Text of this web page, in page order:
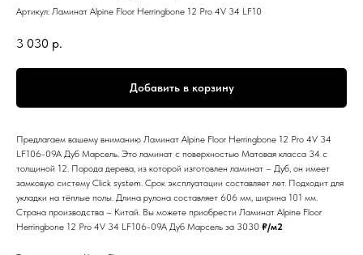
Артикул: Ламинат Alpine Floor Herringbone 12 Pro 4V 34 LF10
3 030 р.
Добавить в корзину
Предлагаем вашему вниманию Ламинат Alpine Floor Herringbone 12 Pro 4V 34
LF106-09A Дуб Марсель. Это ламинат с поверхностью Матовая класса 34 с
толщиной 12. Порода дерева, из которой изготовлен ламинат – Дуб, он имеет
замковую систему Click system. Срок эксплуатации составляет лет. Подходит для
укладки на тёплые полы. Длина рулона составляет 606 мм, ширина 101 мм.
Страна производства – Китай. Вы можете приобрести Ламинат Alpine Floor
Herringbone 12 Pro 4V 34 LF106-09A Дуб Марсель за 3030 ₽/м2